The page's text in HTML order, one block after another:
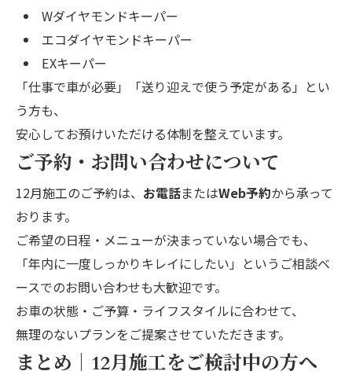
Wダイヤモンドキーパー
エコダイヤモンドキーパー
EXキーパー
「仕事で車が必要」「送り迎えで使う予定がある」とい
う方も、
安心してお預けいただける体制を整えています。
ご予約・お問い合わせについて
12月施工のご予約は、 お電話またはWeb予約から承って
おります。
ご希望の日程・メニューが決まっていない場合でも、
「年内に一度しっかりキレイにしたい」というご相談ベ
ースでのお問い合わせも大歓迎です。
お車の状態・ご予算・ライフスタイルに合わせて、
無理のないプランをご提案させていただきます。
まとめ｜12月施工をご検討中の方へ